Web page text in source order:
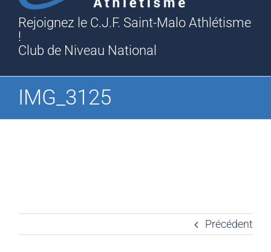
Rejoignez le C.J.F. Saint-Malo Athlétisme
!
Club de Niveau National
IMG_3125
Précédent